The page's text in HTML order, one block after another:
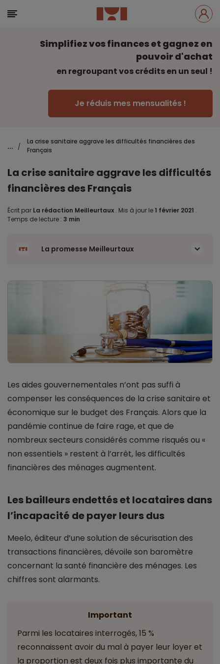
Simplifiez vos finances et gagnez en
pouvoir d'achat
en regroupant vos crédits en un seul !
Je réduis mes mensualités !
... /
La crise sanitaire aggrave les difficultés financières des
Français
La crise sanitaire aggrave les difficultés
financières des Français
Écrit par La rédaction Meilleurtaux . Mis à jour le 1 février 2021 .
Temps de lecture : 3 min
La promesse Meilleurtaux
Les aides gouvernementales n’ont pas suffi à
compenser les conséquences de la crise sanitaire et
économique sur le budget des Français. Alors que la
pandémie continue de faire rage, et que de
nombreux secteurs considérés comme risqués ou «
non essentiels » restent à l’arrêt, les difficultés
financières des ménages augmentent.
Les bailleurs endettés et locataires dans
l’incapacité de payer leurs dus
Meelo, éditeur d’une solution de sécurisation des
transactions financières, dévoile son baromètre
concernant la santé financière des ménages. Les
chiffres sont alarmants.
Important
Parmi les locataires interrogés, 15 %
reconnaissent avoir du mal à payer leur loyer et
la proportion est deux fois plus importante du